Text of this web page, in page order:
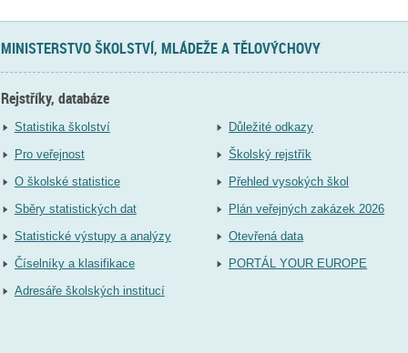
MINISTERSTVO ŠKOLSTVÍ, MLÁDEŽE A TĚLOVÝCHOVY
Rejstříky, databáze
Statistika školství
Pro veřejnost
O školské statistice
Sběry statistických dat
Statistické výstupy a analýzy
Číselníky a klasifikace
Adresáře školských institucí
Důležité odkazy
Školský rejstřík
Přehled vysokých škol
Plán veřejných zakázek 2026
Otevřená data
PORTÁL YOUR EUROPE